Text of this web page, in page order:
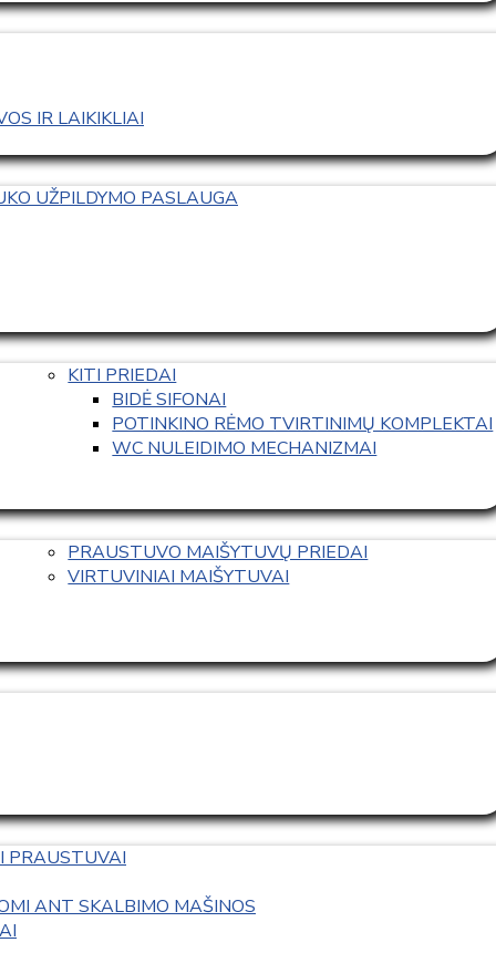
IR LAIKIKLIAI
UŽPILDYMO PASLAUGA
KITI PRIEDAI
BIDĖ SIFONAI
POTINKINO RĖMO TVIRTINIMŲ KOMPLEKTAI
WC NULEIDIMO MECHANIZMAI
PRAUSTUVO MAIŠYTUVŲ PRIEDAI
VIRTUVINIAI MAIŠYTUVAI
PRAUSTUVAI
ANT SKALBIMO MAŠINOS